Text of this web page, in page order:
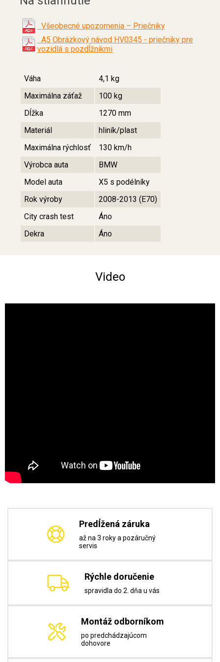
Všeobecné upozornenia – Priečniky
A5 Obrázkový návod HV0345 - priečniky pre
vozidlá s pozdĺžnikmi
Váha
4,1 kg
Maximálna záťaž
100 kg
Dĺžka
1270 mm
Materiál
hliník/plast
Maximálna rýchlosť
130 km/h
Výrobca auta
BMW
Model auta
X5 s podélníky
Rok výroby
2008-2013 (E70)
City crash test
Áno
Dekra
Áno
Video
Predĺžená záruka
až na 3 roky a pozáručný
servis
Rýchle doručenie
spravidla do 2. dňa u vás
Montáž odborníkom
po predchádzajúcom
dohovore